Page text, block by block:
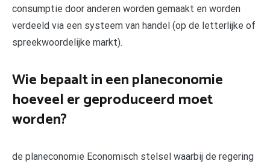
consumptie door anderen worden gemaakt en worden
verdeeld via een systeem van handel (op de letterlijke of
spreekwoordelijke markt).
Wie bepaalt in een planeconomie
hoeveel er geproduceerd moet
worden?
de planeconomie Economisch stelsel waarbij de regering